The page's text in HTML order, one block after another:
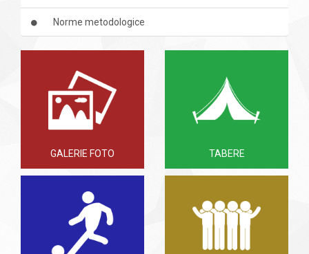
Norme metodologice
GALERIE FOTO TABERE